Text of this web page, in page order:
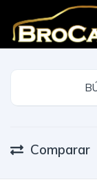
Comparar